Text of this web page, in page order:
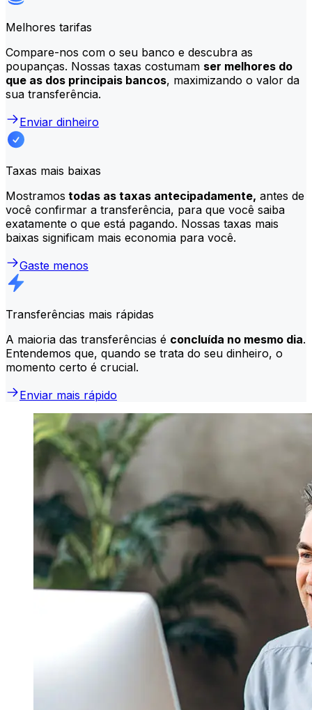
Melhores tarifas
Compare-nos com o seu banco e descubra as
poupanças. Nossas taxas costumam ser melhores do
que as dos principais bancos, maximizando o valor da
sua transferência.
Enviar dinheiro
Taxas mais baixas
Mostramos todas as taxas antecipadamente, antes de
você confirmar a transferência, para que você saiba
exatamente o que está pagando. Nossas taxas mais
baixas significam mais economia para você.
Gaste menos
Transferências mais rápidas
A maioria das transferências é concluída no mesmo dia.
Entendemos que, quando se trata do seu dinheiro, o
momento certo é crucial.
Enviar mais rápido